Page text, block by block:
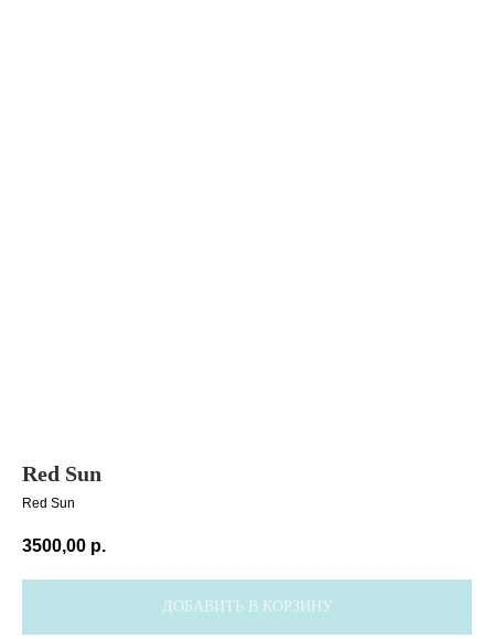
Red Sun
Red Sun
3500,00 р.
ДОБАВИТЬ В КОРЗИНУ